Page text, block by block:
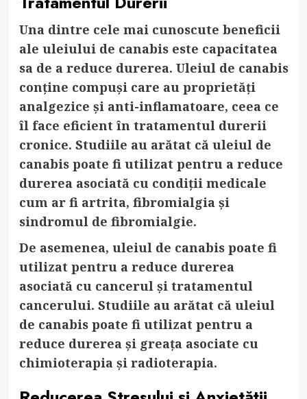
Una dintre cele mai cunoscute beneficii
ale uleiului de canabis este capacitatea
sa de a reduce durerea. Uleiul de canabis
conține compuși care au proprietăți
analgezice și anti-inflamatoare, ceea ce
îl face eficient în tratamentul durerii
cronice. Studiile au arătat că uleiul de
canabis poate fi utilizat pentru a reduce
durerea asociată cu condiții medicale
cum ar fi artrita, fibromialgia și
sindromul de fibromialgie.
De asemenea, uleiul de canabis poate fi
utilizat pentru a reduce durerea
asociată cu cancerul și tratamentul
cancerului. Studiile au arătat că uleiul
de canabis poate fi utilizat pentru a
reduce durerea și greața asociate cu
chimioterapia și radioterapia.